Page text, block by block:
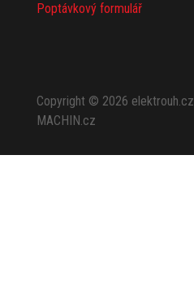
Poptávkový formulář
Copyright © 2026 elektrouh.cz
MACHIN.cz